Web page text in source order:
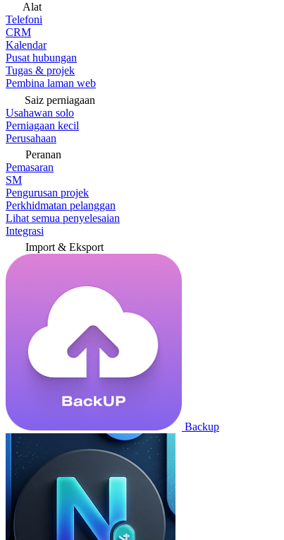
Alat
Telefoni
CRM
Kalendar
Pusat hubungan
Tugas & projek
Pembina laman web
Saiz perniagaan
Usahawan solo
Perniagaan kecil
Perusahaan
Peranan
Pemasaran
SM
Pengurusan projek
Perkhidmatan pelanggan
Lihat semua penyelesaian
Integrasi
Import & Eksport
Backup